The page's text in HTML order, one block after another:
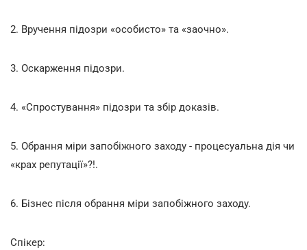
2. Вручення підозри «особисто» та «заочно».
3. Оскарження підозри.
4. «Спростування» підозри та збір доказів.
5. Обрання міри запобіжного заходу - процесуальна дія чи
«крах репутації»?!.
6. Бізнес після обрання міри запобіжного заходу.
Спікер: